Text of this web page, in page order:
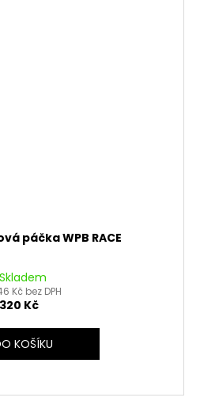
páčka WPB RACE
Skladem
Kč bez DPH
320 Kč
KOŠÍKU